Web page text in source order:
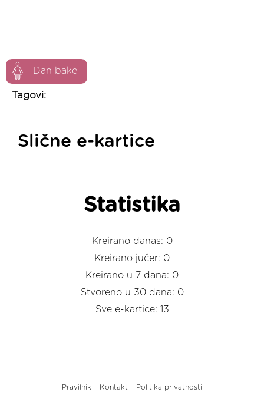
Dan bake
Tagovi:
Slične e-kartice
Statistika
Kreirano danas: 0
Kreirano jučer: 0
Kreirano u 7 dana: 0
Stvoreno u 30 dana: 0
Sve e-kartice: 13
Pravilnik Kontakt Politika privatnosti